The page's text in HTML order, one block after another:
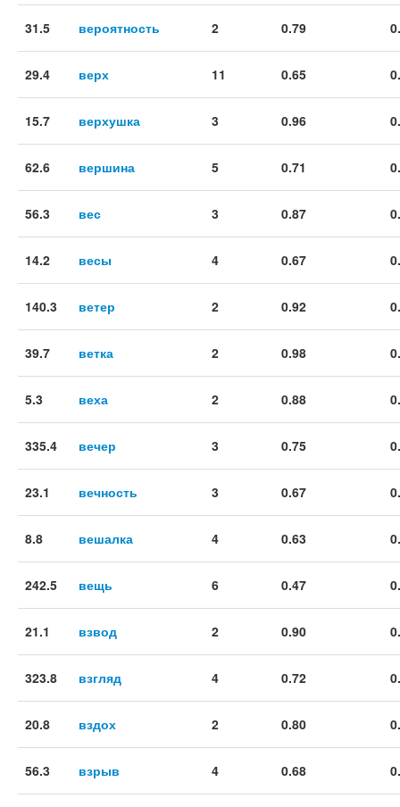
31.5 вероятность 2 0.79
29.4 верх 11 0.65
15.7 верхушка 3 0.96
62.6 вершина 5 0.71
56.3 вес 3 0.87
14.2 весы 4 0.67
140.3 ветер 2 0.92
39.7 ветка 2 0.98
5.3 веха 2 0.88
335.4 вечер 3 0.75
23.1 вечность 3 0.67
8.8 вешалка 4 0.63
242.5 вещь 6 0.47
21.1 взвод 2 0.90
323.8 взгляд 4 0.72
20.8 вздох 2 0.80
56.3 взрыв 4 0.68